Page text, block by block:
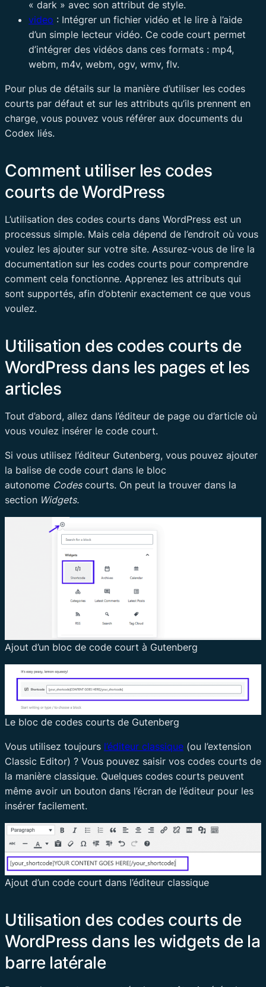
« dark » avec son attribut de style.
video : Intégrer un fichier vidéo et le lire à l’aide
d’un simple lecteur vidéo. Ce code court permet
d’intégrer des vidéos dans ces formats : mp4,
webm, m4v, webm, ogv, wmv, flv.
Pour plus de détails sur la manière d’utiliser les codes
courts par défaut et sur les attributs qu’ils prennent en
charge, vous pouvez vous référer aux documents du
Codex liés.
Comment utiliser les codes
courts de WordPress
L’utilisation des codes courts dans WordPress est un
processus simple. Mais cela dépend de l’endroit où vous
voulez les ajouter sur votre site. Assurez-vous de lire la
documentation sur les codes courts pour comprendre
comment cela fonctionne. Apprenez les attributs qui
sont supportés, afin d’obtenir exactement ce que vous
voulez.
Utilisation des codes courts de
WordPress dans les pages et les
articles
Tout d’abord, allez dans l’éditeur de page ou d’article où
vous voulez insérer le code court.
Si vous utilisez l’éditeur Gutenberg, vous pouvez ajouter
la balise de code court dans le bloc
autonome Codescourts. On peut la trouver dans la
section Widgets.
Ajout d’un bloc de code court à Gutenberg
Le bloc de codes courts de Gutenberg
Vous utilisez toujours l’éditeur classique (ou l’extension
Classic Editor) ? Vous pouvez saisir vos codes courts de
la manière classique. Quelques codes courts peuvent
même avoir un bouton dans l’écran de l’éditeur pour les
insérer facilement.
Ajout d’un code court dans l’éditeur classique
Utilisation des codes courts de
WordPress dans les widgets de la
barre latérale